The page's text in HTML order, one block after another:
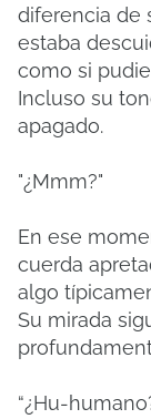
diferencia de
estaba
como si
Incluso su
apagado.
"¿Mmm?"
En ese
cuerda
algo
Su mirada
“¿Hu-